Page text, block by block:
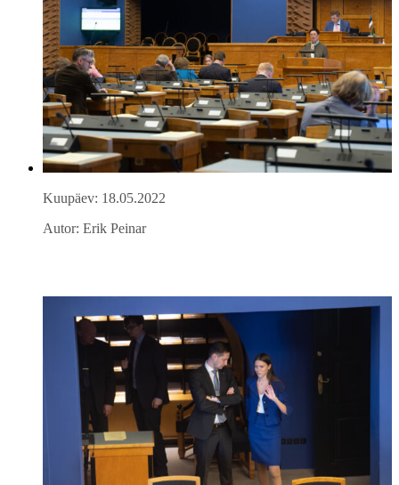
Kuupäev: 18.05.2022
Autor: Erik Peinar